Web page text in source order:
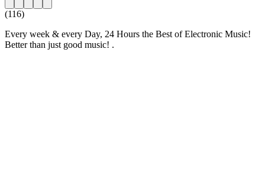
(116)
Every week & every Day, 24 Hours the Best of Electronic Music!
Better than just good music! .